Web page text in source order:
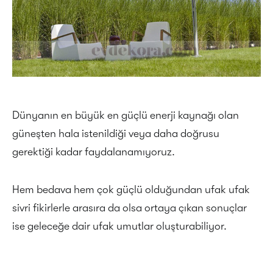
Dünyanın en büyük en güçlü enerji kaynağı olan
güneşten hala istenildiği veya daha doğrusu
gerektiği kadar faydalanamıyoruz.
Hem bedava hem çok güçlü olduğundan ufak ufak
sivri fikirlerle arasıra da olsa ortaya çıkan sonuçlar
ise geleceğe dair ufak umutlar oluşturabiliyor.